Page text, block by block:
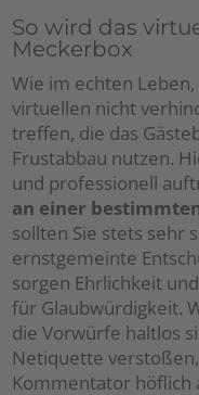
So wird das
Meckerbox
Wie im echten Leben,
virtuellen nicht
treffen, die das
Frustabbau nutzen.
und professionell
an einer
sollten Sie stets sehr
ernstgemeinte
sorgen Ehrlichkeit
für Glaubwürdigkeit.
die Vorwürfe haltlos
Netiquette
Kommentator